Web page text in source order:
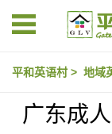
平和英语村 > 地域
广东成